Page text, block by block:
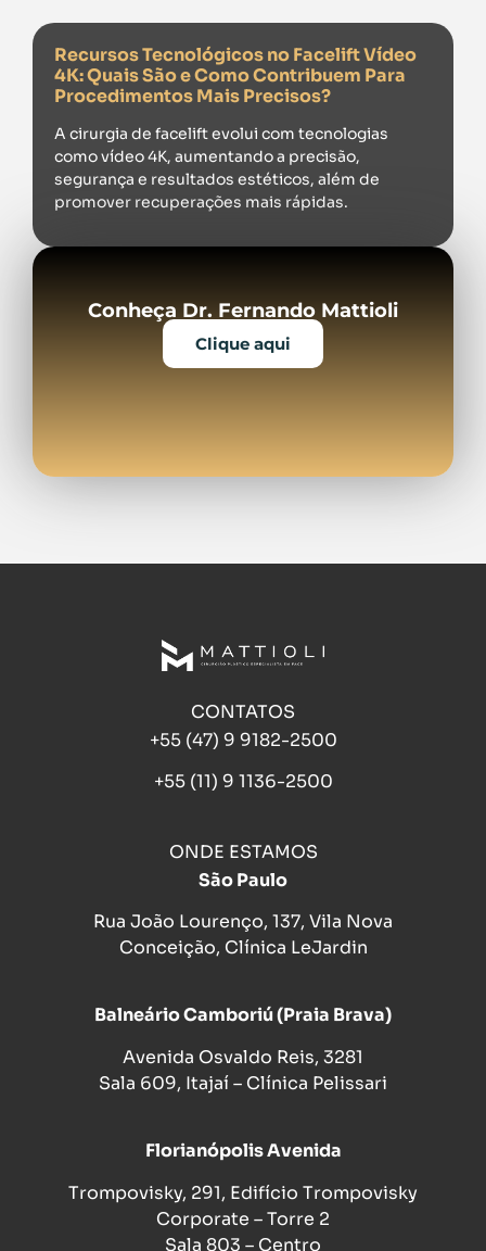
Recursos Tecnológicos no Facelift Vídeo
4K: Quais São e Como Contribuem Para
Procedimentos Mais Precisos?
A cirurgia de facelift evolui com tecnologias
como vídeo 4K, aumentando a precisão,
segurança e resultados estéticos, além de
promover recuperações mais rápidas.
Conheça Dr. Fernando Mattioli
Clique aqui
CONTATOS
+55 (47) 9 9182-2500
+55 (11) 9 1136-2500
ONDE ESTAMOS
São Paulo
Rua João Lourenço, 137, Vila Nova
Conceição, Clínica LeJardin
Balneário Camboriú (Praia Brava)
Avenida Osvaldo Reis, 3281
Sala 609, Itajaí – Clínica Pelissari
Florianópolis Avenida
Trompovisky, 291, Edifício Trompovisky
Corporate – Torre 2
Sala 803 – Centro